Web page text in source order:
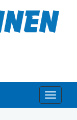
Toggle